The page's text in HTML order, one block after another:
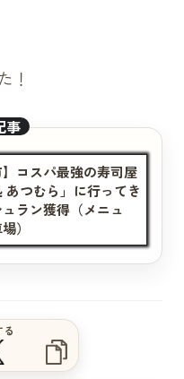
！
】コスパ最強の寿司屋
あつむら」に行ってき
ラン獲得（メニュ
）